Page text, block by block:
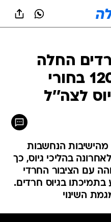
החלה
כבר בשטח? כ-120 בחורי
לצה''ל
הנחשבות
בהליכי גיוס, כך
עם הציבור החרדי
בגיוס חרדים.
השינוי